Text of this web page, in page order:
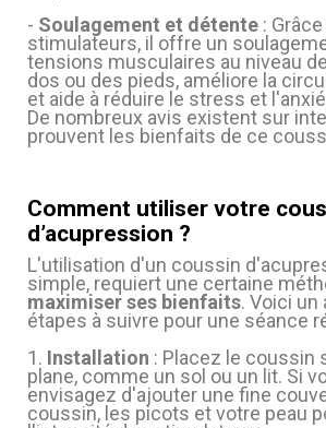
- Soulagement et détente :
stimulateurs, il offre un
tensions musculaires au niveau
dos ou des pieds, améliore la
et aide à réduire le stress et
De nombreux avis existent sur
prouvent les bienfaits de ce
Comment utiliser votre
d’acupression ?
L'utilisation d'un coussin
simple, requiert une certaine
maximiser ses bienfaits. Voici un
étapes à suivre pour une séance
1. Installation : Placez le coussin
plane, comme un sol ou un lit. Si
envisagez d'ajouter une fine
coussin, les picots et votre peau